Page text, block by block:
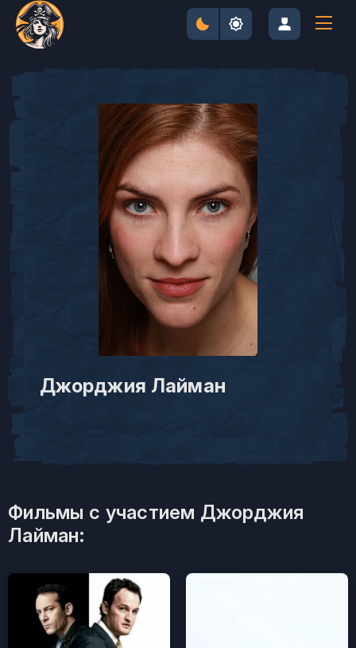
Джорджия Лайман
Фильмы с участием Джорджия
Лайман: